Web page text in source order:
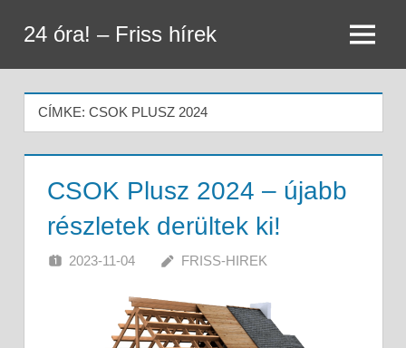
content
24 óra! – Friss hírek Menu
CÍMKE: CSOK PLUSZ 2024
CSOK Plusz 2024 – újabb
részletek derültek ki!
2023-11-04 FRISS-HIREK